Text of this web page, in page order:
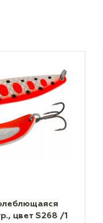
цвет S268 /1